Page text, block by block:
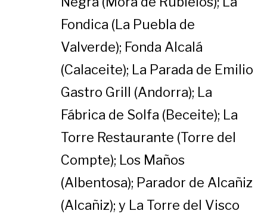
Fondica (La Puebla de
Valverde); Fonda Alcalá
(Calaceite); La Parada de Emilio
Gastro Grill (Andorra); La
Fábrica de Solfa (Beceite); La
Torre Restaurante (Torre del
Compte); Los Maños
(Albentosa); Parador de Alcañiz
(Alcañiz); y La Torre del Visco